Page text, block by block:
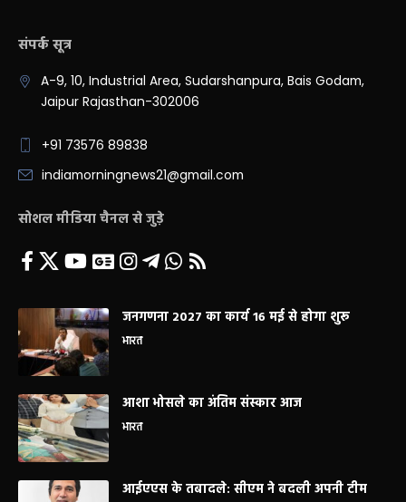
संपर्क सूत्र
A-9, 10, Industrial Area, Sudarshanpura, Bais Godam,
Jaipur Rajasthan-302006
+91 73576 89838
indiamorningnews21@gmail.com
सोशल मीडिया चैनल से जुड़े
जनगणना 2027 का कार्य 16 मई से होगा शुरू
भारत
आशा भोसले का अंतिम संस्कार आज
भारत
आईएएस के तबादले: सीएम ने बदली अपनी टीम